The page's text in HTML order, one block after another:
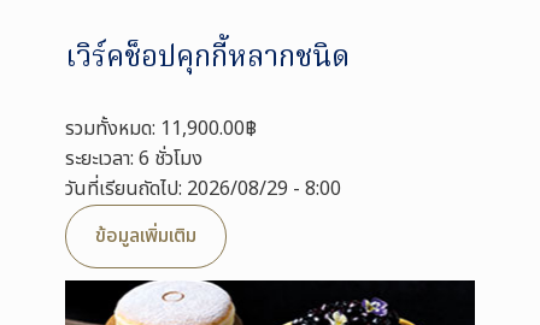
เวิร์คช็อปคุกกี้หลากชนิด
รวมทั้งหมด: 11,900.00฿
ระยะเวลา: 6 ชั่วโมง
วันที่เรียนถัดไป: 2026/08/29 - 8:00
ข้อมูลเพิ่มเติม